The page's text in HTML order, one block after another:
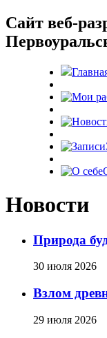
Cайт веб-
Новости
Природа
30 июля 2026
Взлом
29 июля 2026